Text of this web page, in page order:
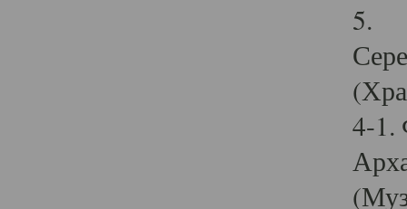
5.
4-1.